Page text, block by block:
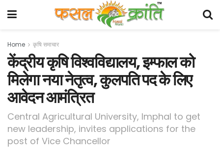
Home कृषि समाचार
केंद्रीय कृषि विश्वविद्यालय, इम्फाल को
मिलेगा नया नेतृत्व, कुलपति पद के लिए
आवेदन आमंत्रित
Central Agricultural University, Imphal to get
new leadership, invites applications for the
post of Vice Chancellor